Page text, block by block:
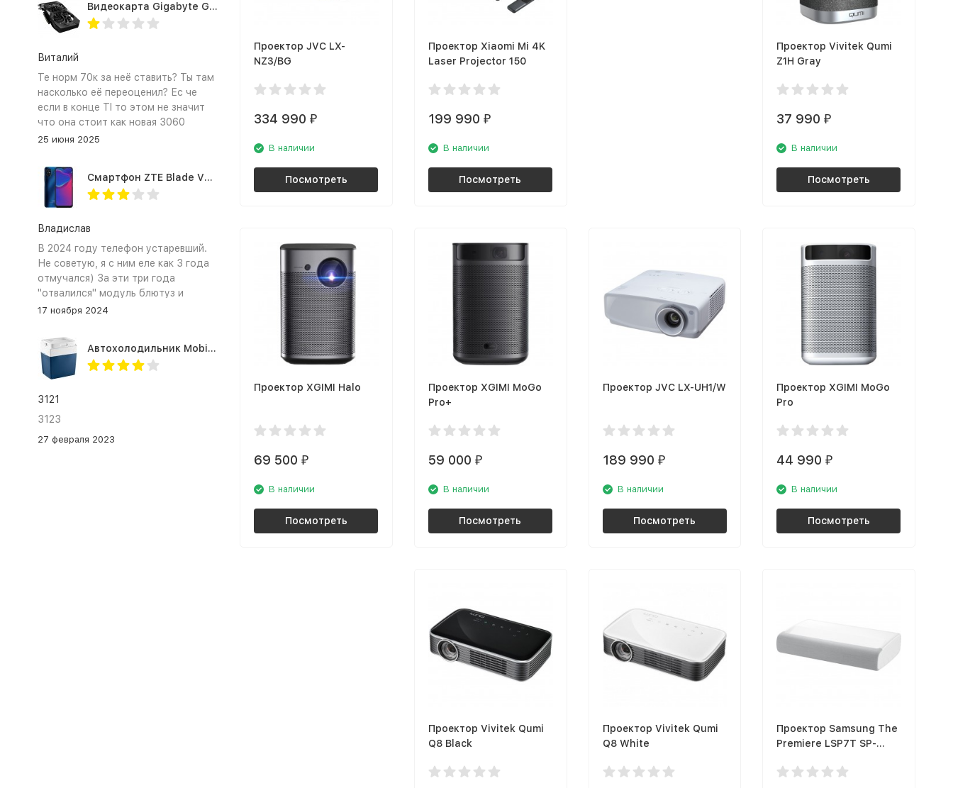
Проектор JVC LX-
NZ3/BG
334 990 ₽
В наличии
Посмотреть
Проектор Xiaomi Mi 4K
Laser Projector 150
199 990 ₽
В наличии
Посмотреть
Проектор Vivitek Qumi
Z1H Gray
37 990₽
В наличии
Посмотреть
Проектор XGIMI Halo
69 500 ₽
В наличии
Посмотреть
Проектор XGIMI MoGo
Pro+
59 000 ₽
В наличии
Посмотреть
Проектор JVC LX-UH1/W
189 990 ₽
В наличии
Посмотреть
Проектор XGIMI MoGo
Pro
44 990₽
В наличии
Посмотреть
Проектор Vivitek Qumi
Q8 Black
Проектор Vivitek Qumi
Q8 White
Проектор Samsung The
Premiere LSP7T SP-
Видеокарта Gigabyte GTX1660TI 6GB (GV-N166TOC-6GD 1.0A)
Виталий
Те норм 70к за неё ставить? Ты там
насколько её переоценил? Ес че
если в конце TI то этом не значит
что она стоит как новая 3060
25 июня 2025
Смартфон ZTE Blade V2020 Smart 64 Гб синий
Владислав
В 2024 году телефон устаревший.
Не советую, я с ним еле как 3 года
отмучался) За эти три года
"отвалился" модуль блютуз и
сканер отпечатка пальца
17 ноября 2024
Автохолодильник Mobicool MV26 AC/DC
3121
3123
27 февраля 2023